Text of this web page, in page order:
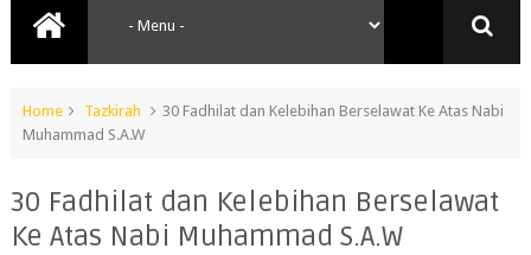
Home Tazkirah
30 Fadhilat dan Kelebihan Berselawat Ke Atas Nabi
Muhammad S.A.W
30 Fadhilat dan Kelebihan Berselawat
Ke Atas Nabi Muhammad S.A.W